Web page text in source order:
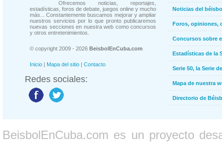
Ofrecemos noticias, reportajes,
estadísticas, foros de debate, juegos online y mucho
más... Constantemente buscamos mejorar y ampliar
nuestros servicios por lo que pronto publicaremos
nuevas secciones en nuestra web como concursos
y otros entretenimientos.
© copyright 2009 - 2026 BeisbolEnCuba.com
Inicio | Mapa del sitio | Contacto
Redes sociales:
Noticias del
Foros, opiniones,
Concursos sobre
Estadísticas de la
Serie 50, la Serie
Mapa de nuestra
Directorio de
BeisbolEnCuba.com es un proyecto